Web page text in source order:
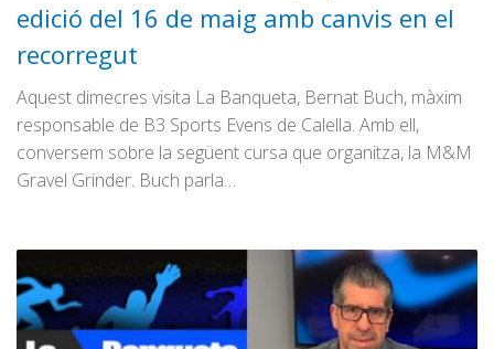
edició del 16 de maig amb canvis en el
recorregut
Aquest dimecres visita La Banqueta, Bernat Buch, màxim
responsable de B3 Sports Evens de Calella. Amb ell,
conversem sobre la següent cursa que organitza, la M&M
Gravel Grinder. Buch parla…